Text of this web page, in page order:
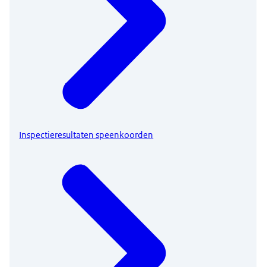
Inspectieresultaten speenkoorden